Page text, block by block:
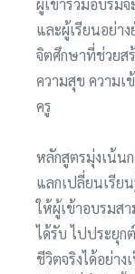
ผู้เข้าร่วมอบรม
และผู้เรียนอย่า
จิตศึกษาที่ช่วยส
ความสุข ความเ
ครู
หลักสูตรมุ่งเน้น
แลกเปลี่ยนเรีย
ให้ผู้เข้าอบรมส
ได้รับ ไปประยุก
ชีวิตจริงได้อย่า